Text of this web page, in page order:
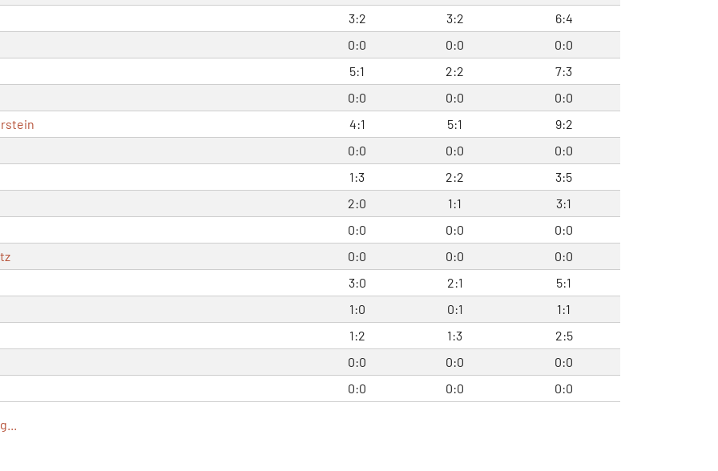
3:2
3:2
6:4
0:0
0:0
0:0
5:1
2:2
7:3
0:0
0:0
0:0
4:1 5:1
9:2
0:0
0:0
0:0
1:3
2:2
3:5
2:0
1:1
3:1
0:0
0:0
0:0
0:0 0:0
0:0
3:0
2:1
5:1
1:0
0:1
1:1
1:2
1:3
2:5
0:0
0:0
0:0
0:0
0:0 0:0